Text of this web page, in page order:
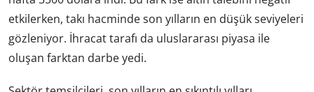
etkilerken, takı hacminde son yılların en düşük seviyeleri
gözleniyor. İhracat tarafı da uluslararası piyasa ile
oluşan farktan darbe yedi.